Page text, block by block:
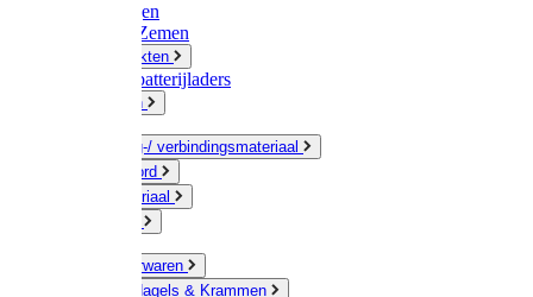
Zaksluitingen
Sponzen / Zemen
Zeepprodukten
Batterij & batterijladers
Zaklampen
Verpakking-/ verbindingsmateriaal
Touw / Koord
Afdekmateriaal
Kleine ijzerwaren
Spijkers, Nagels & Krammen